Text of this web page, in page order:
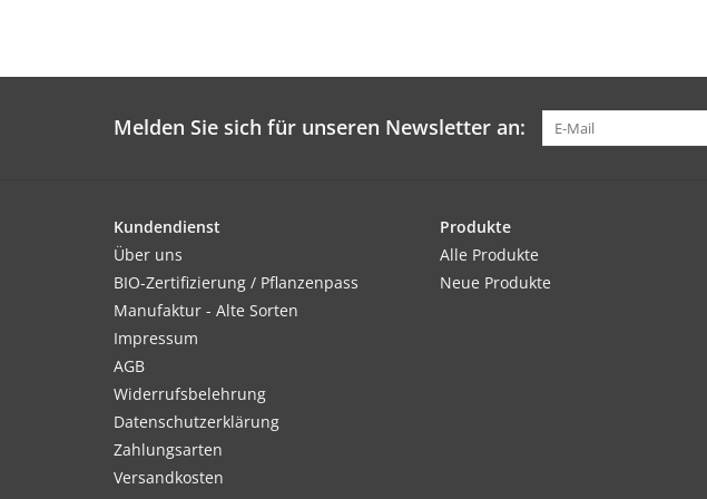
Inhalt:
5 g
Melden Sie sich für unseren Newsletter an:
Kundendienst
Über uns
BIO-Zertifizierung / Pflanzenpass
Manufaktur - Alte Sorten
Impressum
AGB
Widerrufsbelehrung
Datenschutzerklärung
Zahlungsarten
Versandkosten
Produkte
Alle Produkte
Neue Produkte